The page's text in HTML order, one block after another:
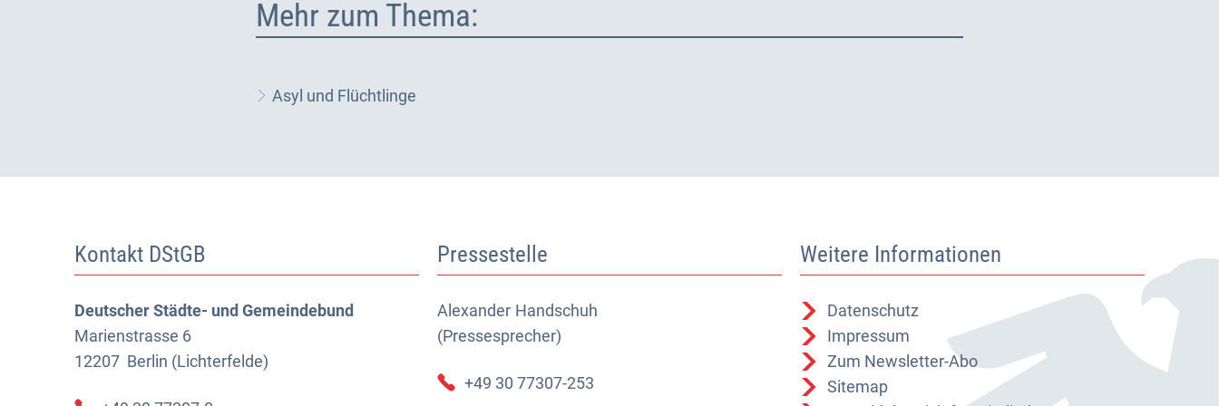
Mehr zum Thema:
Asyl und Flüchtlinge
Kontakt DStGB
Deutscher Städte- und Gemeindebund
Marienstrasse 6
12207 Berlin (Lichterfelde)
Pressestelle
Alexander Handschuh
(Pressesprecher)
Alexander Handschuh (Pressesprecher)
+49 30 77307-253
Weitere Informationen
Datenschutz
Impressum
Zum Newsletter-Abo
Sitemap